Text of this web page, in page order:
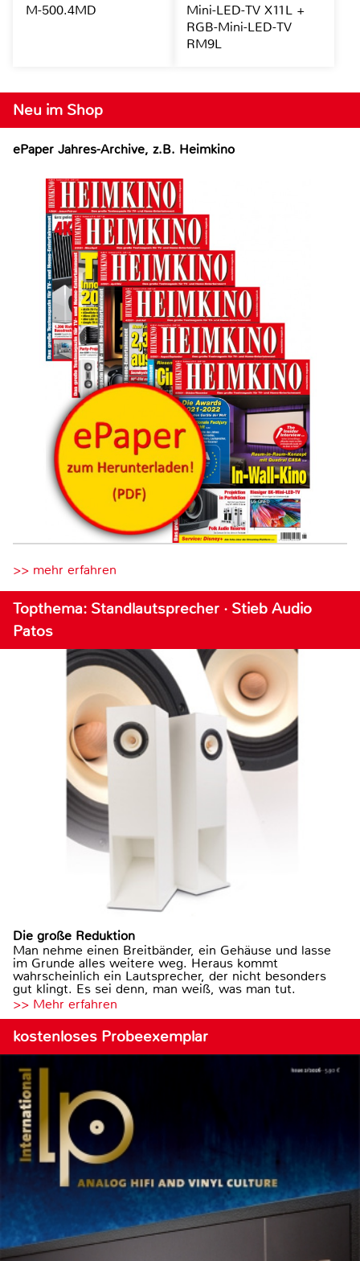
Neu im Shop
ePaper Jahres-Archive, z.B. Heimkino
>> mehr erfahren
Topthema: Standlautsprecher · Stieb Audio
Patos
Die große Reduktion
Man nehme einen Breitbänder, ein Gehäuse und lasse
im Grunde alles weitere weg. Heraus kommt
wahrscheinlich ein Lautsprecher, der nicht besonders
gut klingt. Es sei denn, man weiß, was man tut.
>> Mehr erfahren
kostenloses Probeexemplar
M-500.4MD
Mini-LED-TV X11L +
RGB-Mini-LED-TV
RM9L